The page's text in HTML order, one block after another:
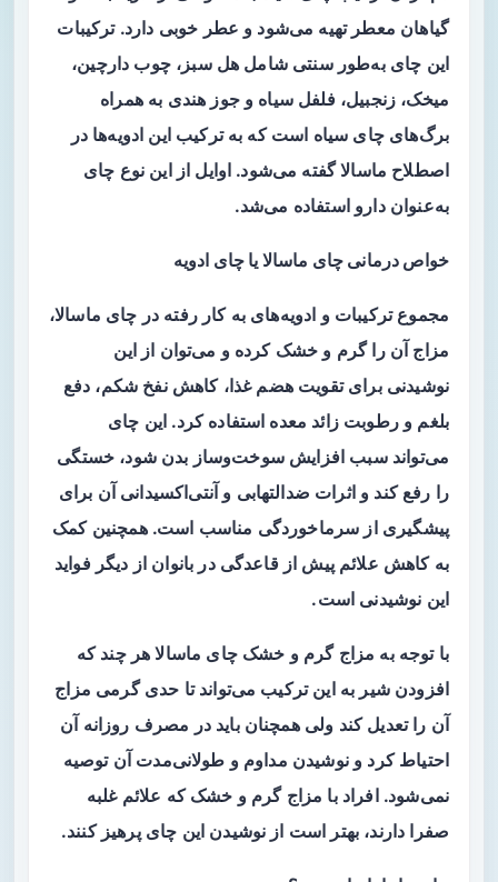
گیاهان معطر تهیه می‌شود و عطر خوبی دارد. ترکیبات
این چای به‌طور سنتی شامل هل سبز، چوب دارچین،
میخک، زنجبیل، فلفل سیاه و جوز هندی به همراه
برگ‌های چای سیاه است که به ترکیب این ادویه‌ها در
اصطلاح ماسالا گفته می‌شود. اوایل از این نوع چای
به‌عنوان دارو استفاده می‌شد.
خواص درمانی چای ماسالا یا چای ادویه
مجموع ترکیبات و ادویه‌های به کار رفته در چای ماسالا،
مزاج آن را گرم و خشک کرده و می‌توان از این
نوشیدنی برای تقویت هضم غذا، کاهش نفخ شکم، دفع
بلغم و رطوبت زائد معده استفاده کرد. این چای
می‌تواند سبب افزایش سوخت‌وساز بدن شود، خستگی
را رفع کند و اثرات ضدالتهابی و آنتی‌اکسیدانی آن برای
پیشگیری از سرماخوردگی مناسب است. همچنین کمک
به کاهش علائم پیش از قاعدگی در بانوان از دیگر فواید
این نوشیدنی است.
با توجه به مزاج گرم و خشک چای ماسالا هر چند که
افزودن شیر به این ترکیب می‌تواند تا حدی گرمی مزاج
آن را تعدیل کند ولی همچنان باید در مصرف روزانه آن
احتیاط کرد و نوشیدن مداوم و طولانی‌مدت آن توصیه
نمی‌شود. افراد با مزاج گرم و خشک که علائم غلبه
صفرا دارند، بهتر است از نوشیدن این چای پرهیز کنند.